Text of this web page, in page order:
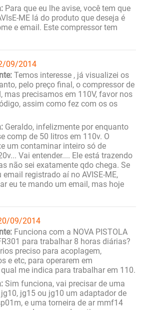
Para que eu lhe avise, você tem que
ME lá do produto que deseja é
e email. Este compressor tem
09/2014
Temos interesse , já visualizei os
pelo preço final, o compressor de
mas precisamos em 110V, favor nos
assim como fez com os os
Geraldo, infelizmente por enquanto
comp de 50 litros em 110v. O
um contaminar inteiro só de
Vai entender.... Ele está trazendo
não sei exatamente qdo chega. Se
email registrado aí no AVISE-ME,
eu te mando um email, mas hoje
09/2014
Funciona com a NOVA PISTOLA
para trabalhar 8 horas diárias?
preciso para acoplagem,
e etc, para operarem em
me indica para trabalhar em 110.
Sim funciona, vai precisar de uma
jg15 ou jg10 um adaptador de
e uma torneira de ar mmf14